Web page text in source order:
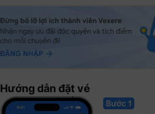
Hướng dẫn đặt vé